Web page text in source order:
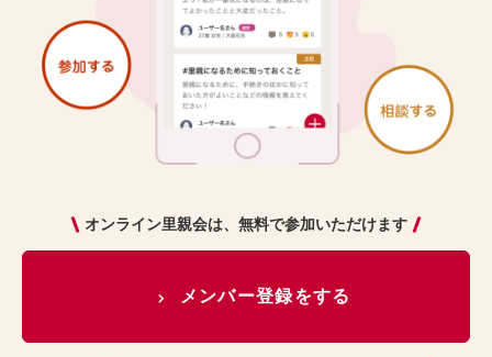
オンライン里親会は、無料で参加いただけます
メンバー登録をする